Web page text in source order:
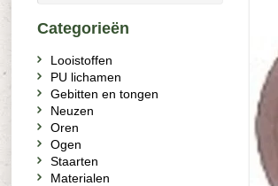
Categorieën
Looistoffen
PU lichamen
Gebitten en tongen
Neuzen
Oren
Ogen
Staarten
Materialen